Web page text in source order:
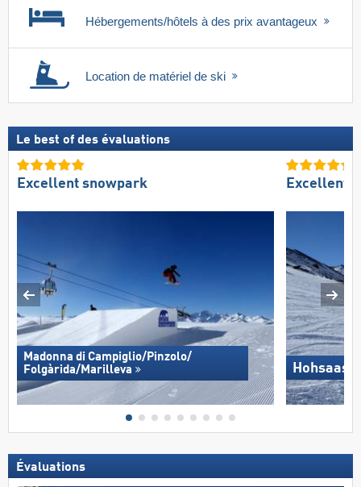
Hébergements/hôtels à des prix avantageux
Location de matériel de ski
Le best of des évaluations
Excellent snowpark
Madonna di Campiglio/​Pinzolo/​
Folgàrida/​Marilleva
Excellent
Hohsaas
Évaluations